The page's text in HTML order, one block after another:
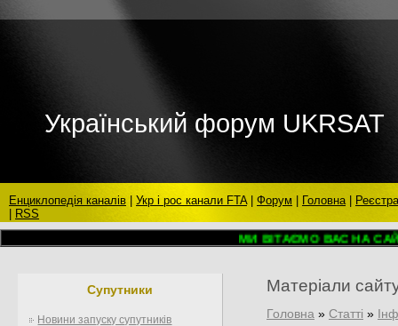
Український форум UKRSAT
Енциклопедія каналів Укр і рос канали FTA| Форум Головна|
RSS
МИ ВІТАЄМО ВАС НА
Супутники
Новини запуску супутників
Матеріали
Головна » Статті »